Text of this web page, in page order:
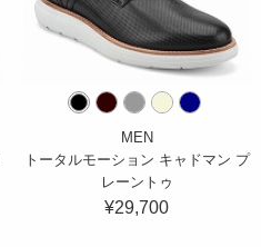
MEN
トータルモーション キャドマン プ
レーントゥ
¥29,700